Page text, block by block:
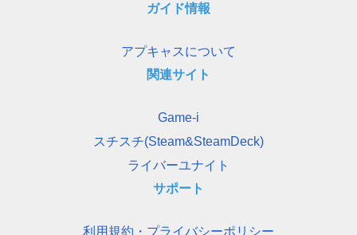
ガイド情報
アプキャスについて
関連サイト
Game-i
スチスチ(Steam&SteamDeck)
ライバーユナイト
サポート
利用規約・プライバシーポリシー